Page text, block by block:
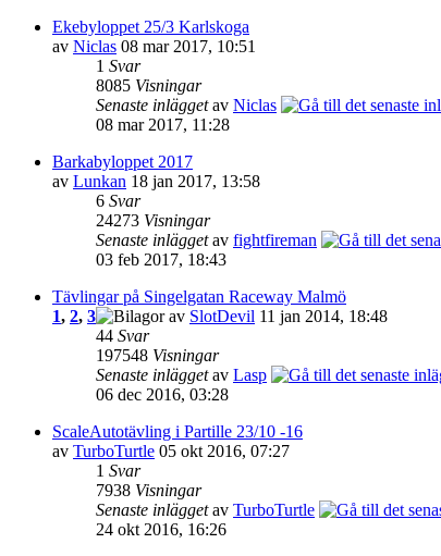
Ekebyloppet 25/3 Karlskoga
av Niclas 08 mar 2017, 10:51
1 Svar
8085 Visningar
Senaste inläggetav Niclas
08 mar 2017, 11:28
Barkabyloppet 2017
av Lunkan 18 jan 2017, 13:58
6 Svar
24273 Visningar
Senaste inläggetav fightfireman
03 feb 2017, 18:43
Tävlingar på Singelgatan Raceway Malmö
1, 2, 3 av SlotDevil 11 jan 2014, 18:48
44 Svar
197548 Visningar
Senaste inläggetav Lasp
06 dec 2016, 03:28
ScaleAutotävling i Partille 23/10 -16
av TurboTurtle 05 okt 2016, 07:27
1 Svar
7938 Visningar
Senaste inläggetav TurboTurtle
24 okt 2016, 16:26